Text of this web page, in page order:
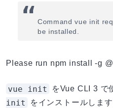
Command vue init
be installed.
Please run npm install -g
vue init をVue CLI 3 で
init
をインストールします